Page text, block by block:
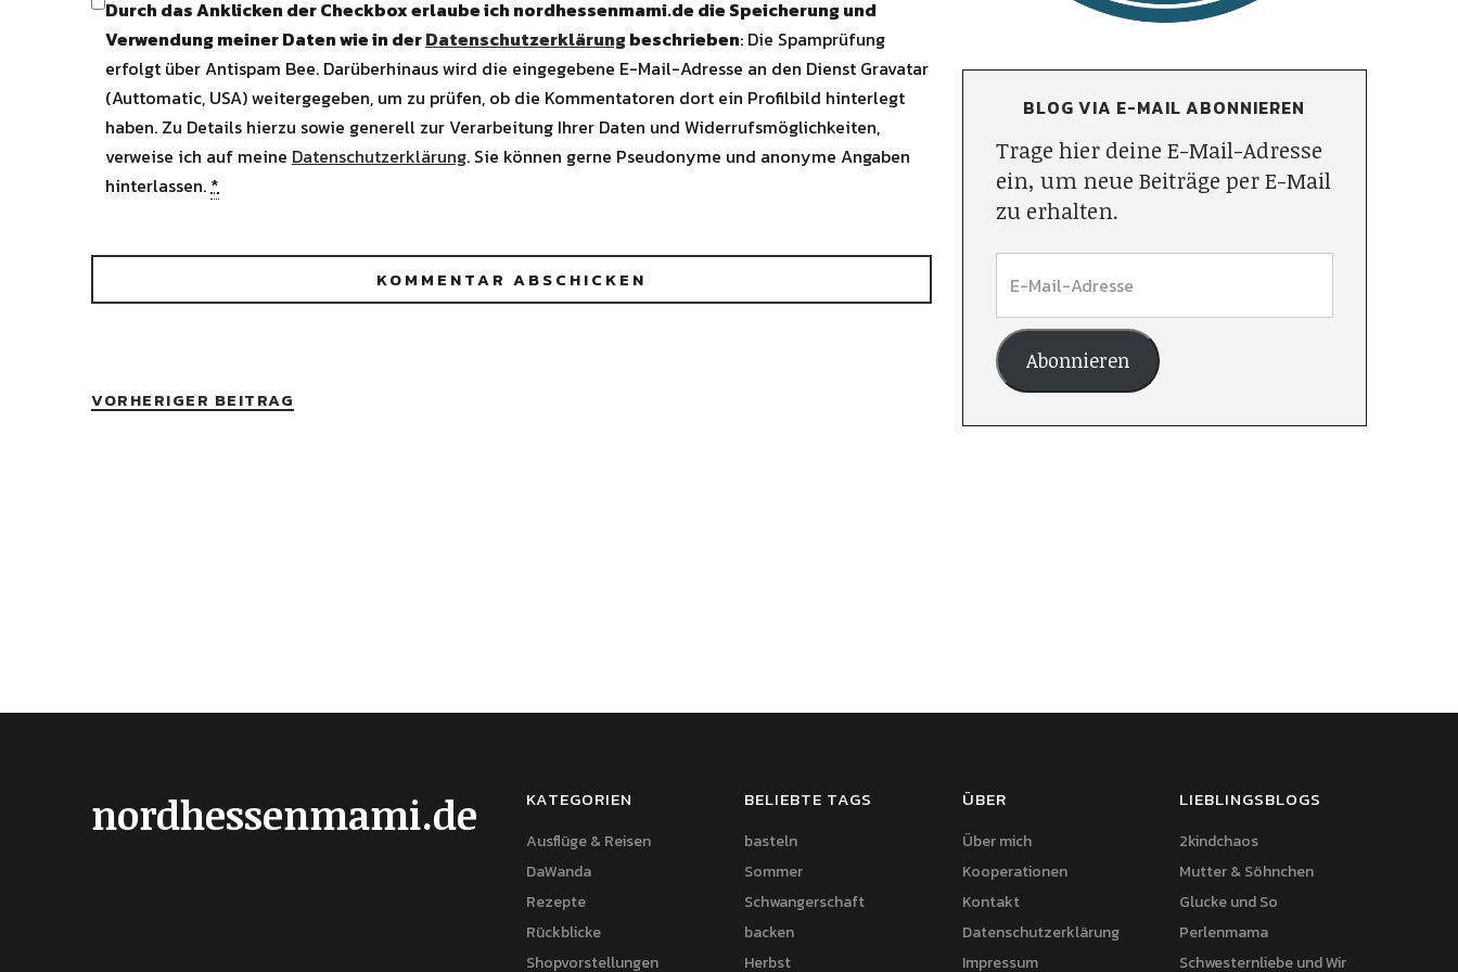
Durch das Anklicken der Checkbox erlaube ich nordhessenmami.de die Speicherung und
Verwendung meiner Daten wie in derDatenschutzerklärung beschrieben: Die Spamprüfung
erfolgt über Antispam Bee. Darüberhinaus wird die eingegebene E-Mail-Adresse an den Dienst Gravatar
(Auttomatic, USA) weitergegeben, um zu prüfen, ob die Kommentatoren dort ein Profilbild hinterlegt
haben. Zu Details hierzu sowie generell zur Verarbeitung Ihrer Daten und Widerrufsmöglichkeiten,
verweise ich auf meine Datenschutzerklärung. Sie können gerne Pseudonyme und anonyme Angaben
hinterlassen.*
VORHERIGER BEITRAG
BLOG VIA E-MAIL ABONNIEREN
Trage hier deine E-Mail-Adresse
ein, um neue Beiträge per E-Mail
zu erhalten.
Abonnieren
nordhessenmami.de KATEGORIEN
Ausflüge & Reisen
DaWanda
Rezepte
Rückblicke
Shopvorstellungen
BELIEBTE TAGS
basteln
Sommer
Schwangerschaft
backen
Herbst
ÜBER
Über mich
Kooperationen
Kontakt
Datenschutzerklärung
Impressum
LIEBLINGSBLOGS
2kindchaos
Mutter & Söhnchen
Glucke und So
Perlenmama
Schwesternliebe und Wir